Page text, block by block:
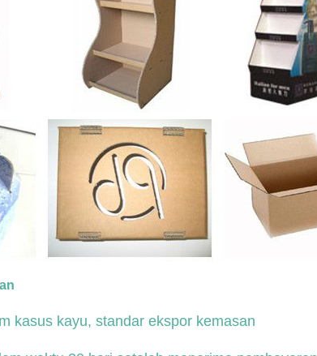
kasus kayu, standar ekspor kemasan